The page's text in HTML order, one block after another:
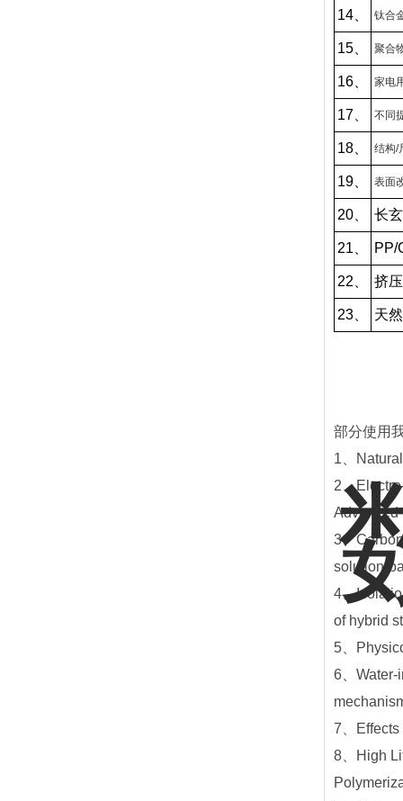
14、 钛合
15、 聚合
16、 家电
17、 不同
18、 结构/
19、 表面
20、 长
21、 PP/
22、 挤
23、 天
部分使用
1、
2、
Advanced
3、
4、
of hybrid
5、
6、
7、Effects
8、High